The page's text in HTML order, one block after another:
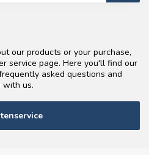
our products or your purchase,
service page. Here you'll find our
asked questions and
us.